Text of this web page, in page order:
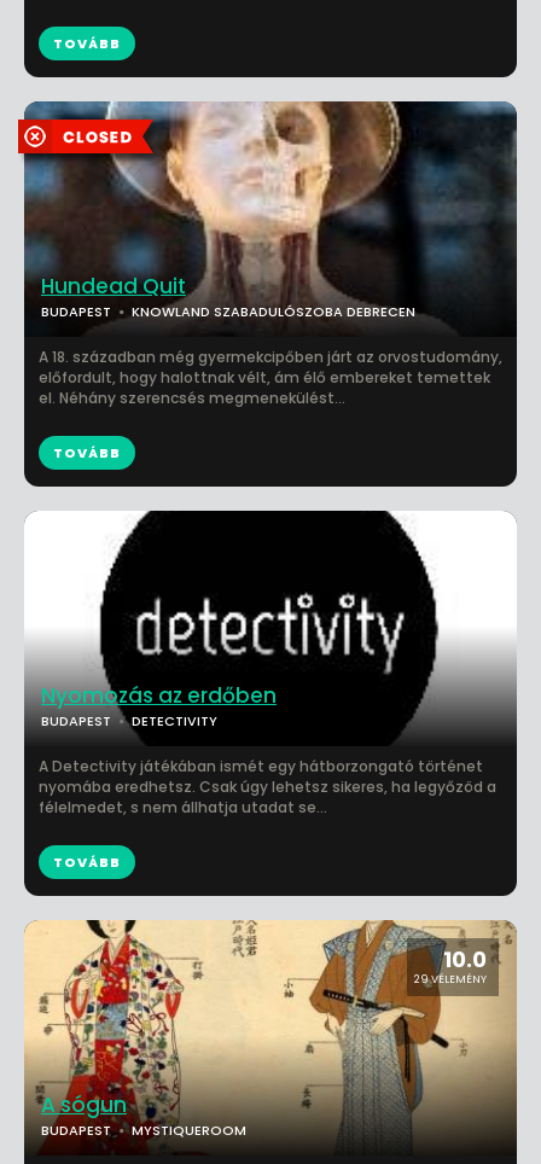
TOVÁBB
Hundead Quit
BUDAPEST KNOWLAND SZABADULÓSZOBA DEBRECEN
A 18. században még gyermekcipőben járt az orvostudomány,
előfordult, hogy halottnak vélt, ám élő embereket temettek
el. Néhány szerencsés megmenekülést...
TOVÁBB
Nyomozás az erdőben
BUDAPEST DETECTIVITY
A Detectivity játékában ismét egy hátborzongató történet
nyomába eredhetsz. Csak úgy lehetsz sikeres, ha legyőzöd a
félelmedet, s nem állhatja utadat se...
TOVÁBB
10.0
29 VÉLEMÉNY
A sógun
BUDAPEST MYSTIQUEROOM